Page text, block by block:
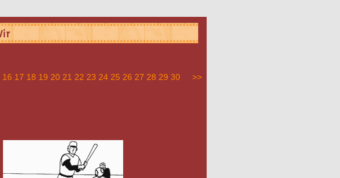
16 17 18 19 20 21 22 23 24 25 26 27 28 29 30
>>